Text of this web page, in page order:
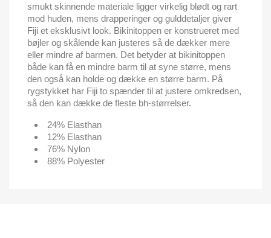
smukt skinnende materiale ligger virkelig blødt og rart
mod huden, mens drapperinger og gulddetaljer giver
Fiji et eksklusivt look. Bikinitoppen er konstrueret med
bøjler og skålende kan justeres så de dækker mere
eller mindre af barmen. Det betyder at bikinitoppen
både kan få en mindre barm til at syne større, mens
den også kan holde og dække en større barm. På
rygstykket har Fiji to spænder til at justere omkredsen,
så den kan dække de fleste bh-størrelser.
24% Elasthan
12% Elasthan
76% Nylon
88% Polyester